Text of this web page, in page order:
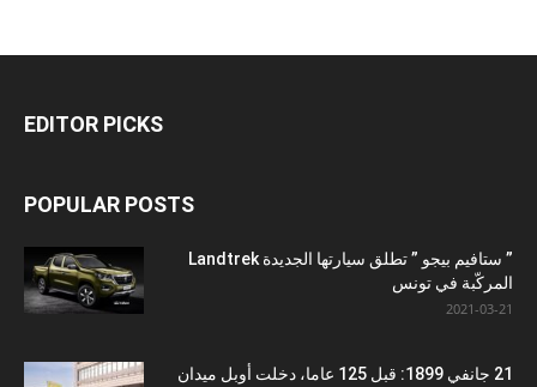
EDITOR PICKS
POPULAR POSTS
” ستافيم بيجو ” تطلق سيارتها الجديدة Landtrek
المركّبة في تونس
2021-03-21
21 جانفي 1899: قبل 125 عاما، دخلت أوبل ميدان